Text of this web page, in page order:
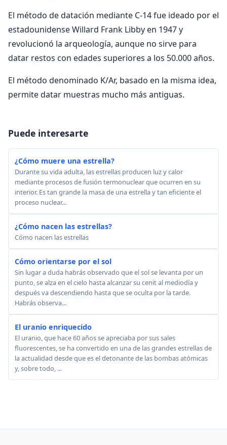
El método de datación mediante C-14 fue ideado por el
estadounidense Willard Frank Libby en 1947 y
revolucionó la arqueología, aunque no sirve para
datar restos con edades superiores a los 50.000 años.
El método denominado K/Ar, basado en la misma idea,
permite datar muestras mucho más antiguas.
Puede interesarte
¿Cómo muere una estrella?
Durante su vida adulta, las estrellas producen luz y calor
mediante procesos de fusión termonuclear que ocurren en su
interior. Es tan grande la masa de una estrella y tan eficiente el
proceso nuclear...
¿Cómo nacen las estrellas?
Cómo nacen las estrellas
Cómo orientarse por el sol
Sin lugar a duda habrás observado que el sol se levanta por un
punto, se alza en el cielo hasta alcanzar su cenit al mediodía y
después va descendiendo hasta que se oculta por la tarde.
Habrás observa...
El uranio enriquecido
El uranio, que hace 60 años se apreciaba por sus sales
fluorescentes, se ha convertido en una de las grandes estrellas de
la actualidad desde que es el detonante de las bombas atómicas
y, sobre todo, ...